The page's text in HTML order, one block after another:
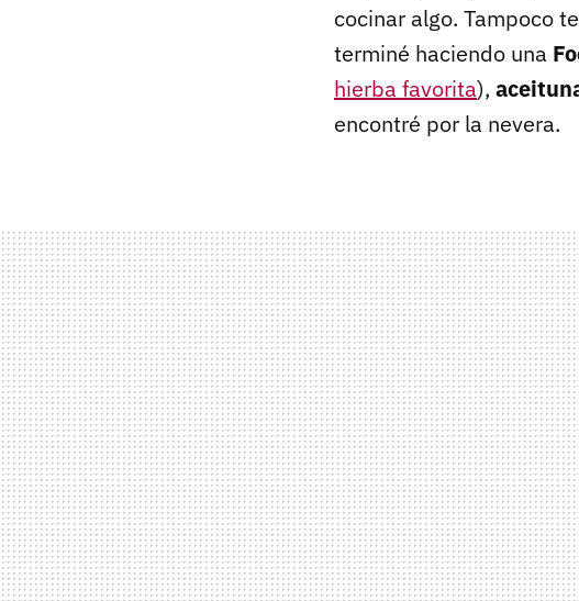
cocinar algo. Tampoco
terminé haciendo una
hierba favorita),
encontré por la nevera.